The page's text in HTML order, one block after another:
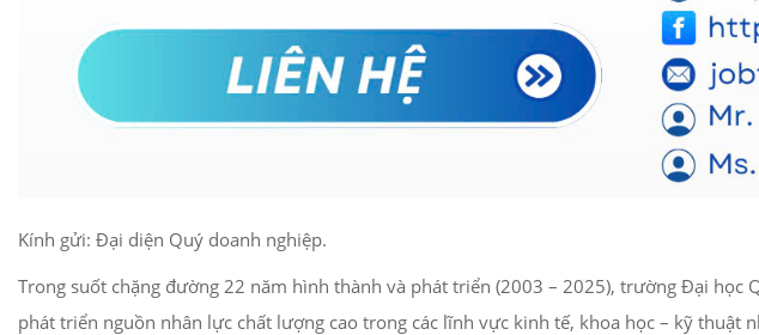
Kính gửi: Đại diện Quý doanh nghiệp.
Trong suốt chặng đường 22 năm hình thành và phát triển (2003 – 2025), trường Đại học
phát triển nguồn nhân lực chất lượng cao trong các lĩnh vực kinh tế, khoa học – kỹ